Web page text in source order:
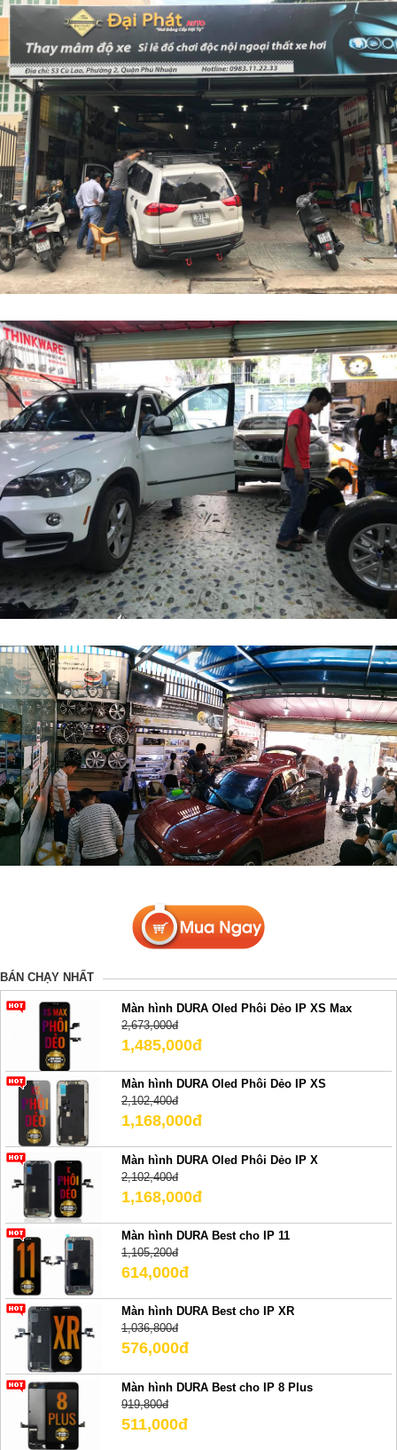
BÁN CHẠY NHẤT
Màn hình DURA Oled Phôi Dẻo IP XS Max
2,673,000đ
1,485,000đ
Màn hình DURA Oled Phôi Dẻo IP XS
2,102,400đ
1,168,000đ
Màn hình DURA Oled Phôi Dẻo IP X
2,102,400đ
1,168,000đ
Màn hình DURA Best cho IP 11
1,105,200đ
614,000đ
Màn hình DURA Best cho IP XR
1,036,800đ
576,000đ
Màn hình DURA Best cho IP 8 Plus
919,800đ
511,000đ